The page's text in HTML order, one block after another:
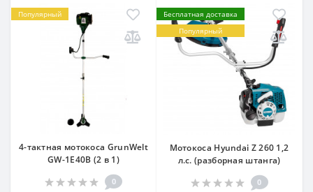
Популярный
4-тактная мотокоса GrunWelt
GW-1E40B (2 в 1)
0
Бесплатная доставка
Популярный
Мотокоса Hyundai Z 260 1,2
л.с. (разборная штанга)
0